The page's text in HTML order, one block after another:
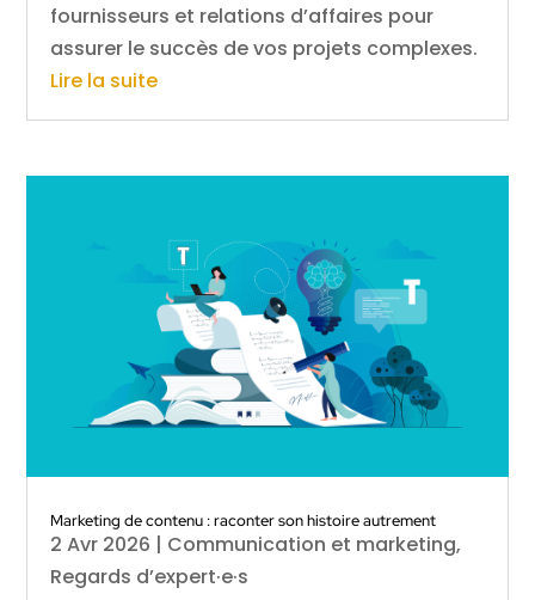
fournisseurs et relations d’affaires pour
assurer le succès de vos projets complexes.
Lire la suite
Marketing de contenu : raconter son histoire autrement
2 Avr 2026 | Communication et marketing,
Regards d’expert·e·s